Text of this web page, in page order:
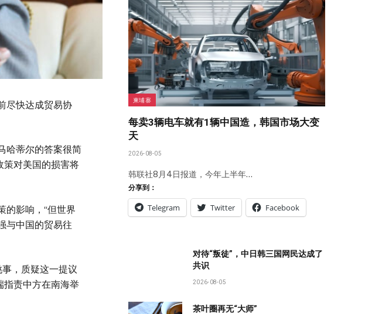
尽快达成贸易协
哈蒂尔的答案很简
策对美国的损害将
的影响，“但世界
与中国的贸易往
，质疑这一提议
指责中方在南海举
柬埔寨
每卖3辆电车就有1辆中国造，韩国市场大变
天
2026-08-05
韩联社8月4日报道，今年上半年…
分享到：
Telegram Twitter Facebook
对待“叛徒”，中日韩三国网民达成了
共识
2026-08-05
茶叶圈再无“大师”